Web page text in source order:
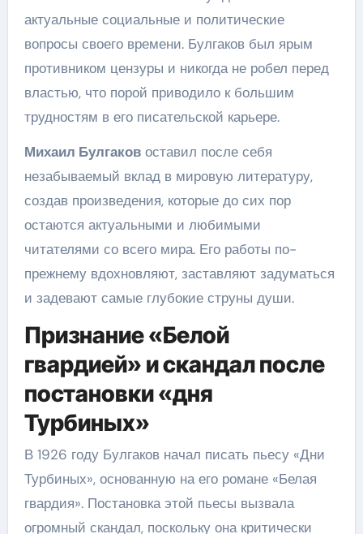
актуальные социальные и политические
вопросы своего времени. Булгаков был ярым
противником цензуры и никогда не робел перед
властью, что порой приводило к большим
трудностям в его писательской карьере.
Михаил Булгаковоставил после себя
незабываемый вклад в мировую литературу,
создав произведения, которые до сих пор
остаются актуальными и любимыми
читателями со всего мира. Его работы по-
прежнему вдохновляют, заставляют задуматься
и задевают самые глубокие струны души.
Признание «Белой
гвардией» и скандал после
постановки «дня
Турбиных»
В 1926 году Булгаков начал писать пьесу «Дни
Турбиных», основанную на его романе «Белая
гвардия». Постановка этой пьесы вызвала
огромный скандал, поскольку она критически